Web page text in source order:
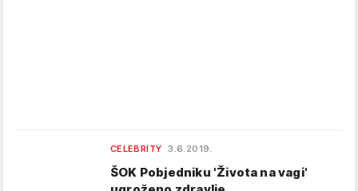
CELEBRITY 3.6.2019.
ŠOK Pobjedniku 'Života na vagi'